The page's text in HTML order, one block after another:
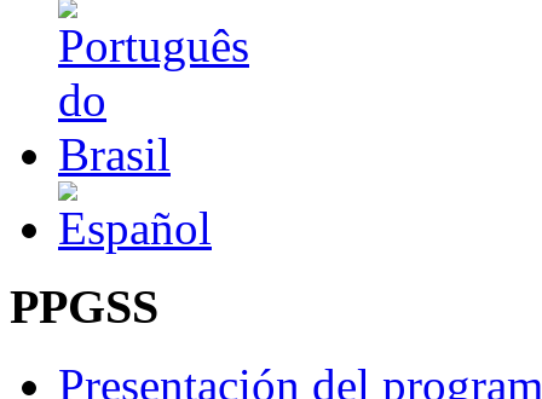
PPGSS
Presentación del